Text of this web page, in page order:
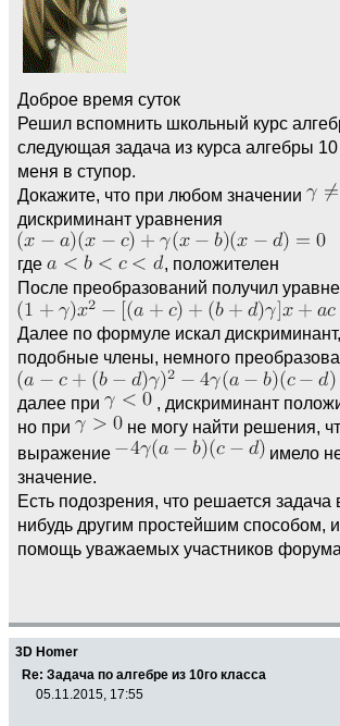
Доброе время суток
Решил вспомнить школьный курс
следующая задача из курса алгебры 10
меня в ступор.
Докажите, что при любом значении
дискриминант уравнения
где
, положителен
После преобразований получил
Далее по формуле искал
подобные члены, немного
далее при
, дискриминант
но при
не могу найти решения,
выражение
имело
значение.
Есть подозрения, что решается
нибудь другим простейшим способом,
помощь уважаемых участников форума
3D Homer
Re: Задача по алгебре из 10го класса
05.11.2015, 17:55